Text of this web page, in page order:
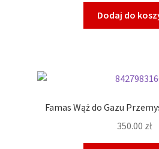
Dodaj do
Famas Wąż do Gazu
350.00 zł